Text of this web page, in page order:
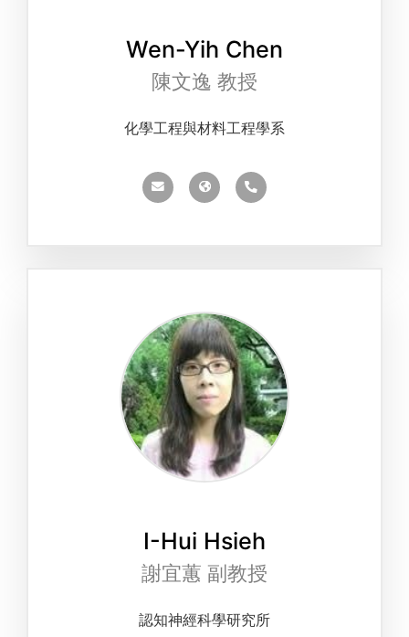
Wen-Yih Chen
陳文逸 教授
化學工程與材料工程學系
I-Hui Hsieh
謝宜蕙 副教授
認知神經科學研究所